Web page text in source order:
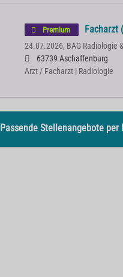
Premium Facharzt
24.07.2026, BAG Radiologie
63739 Aschaffenburg
Arzt / Facharzt | Radiologie
Passende Stellenangebote per